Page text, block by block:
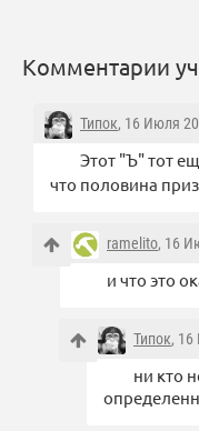
Комментарии
Типок, 16 Июля
Этот "Ъ" тот
что половина
ramelito, 16
и что это
Типок, 16
ни кто